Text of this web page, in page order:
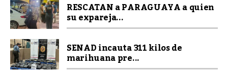
RESCATAN a PARAGUAYA a quien
su expareja...
SENAD incauta 311 kilos de
marihuana pre...